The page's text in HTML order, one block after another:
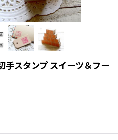
スタンプ スイーツ＆フー